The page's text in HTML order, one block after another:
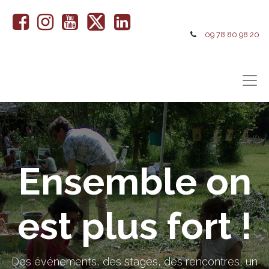
09 78 80 98 20
Ensemble on
est plus fort !
Des événements, des stages, des rencontres, un